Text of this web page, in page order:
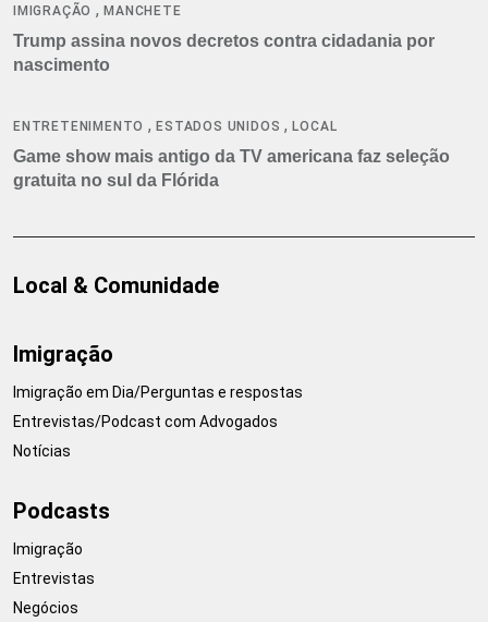
IMIGRAÇÃO ,MANCHETE
Trump assina novos decretos contra cidadania por
nascimento
ENTRETENIMENTO ,ESTADOS UNIDOS ,LOCAL
Game show mais antigo da TV americana faz seleção
gratuita no sul da Flórida
Local & Comunidade
Imigração
Imigração em Dia/Perguntas e respostas
Entrevistas/Podcast com Advogados
Notícias
Podcasts
Imigração
Entrevistas
Negócios